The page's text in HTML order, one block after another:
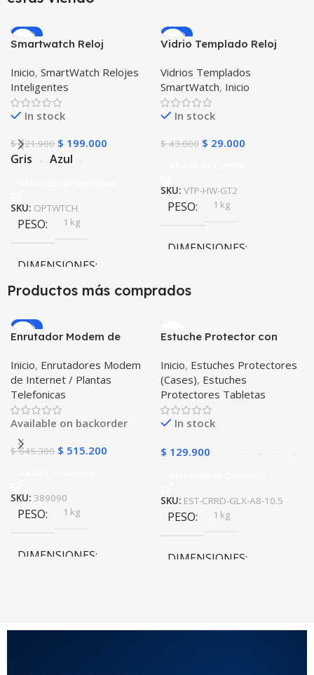
-10%
Smartwatch Reloj
WATCH™ (KW37 PRO) Mide
Temperatura Presión
Arterial y Ritmo Cardíaco
Inicio, SmartWatch Relojes
Inteligentes
In stock
$221.900 $ 199.000
Gris Azul
SKU: OPTWTCH
PESO 1 kg
DIMENSIONES
COLOR
Gris,Negro , Azul ,Rosa
-33%
Vidrio Templado Reloj
Huawei Gt2 46mm X2
Unidades
Vidrios Templados
SmartWatch, Inicio
In stock
$43.000 $ 29.000
SKU: VTP-HW-GT2
PESO 1 kg
DIMENSIONES
10 × 10 × 10 cm
Productos más comprados
-20%
Enrutador Modem de
Libre Todo Operador 4G
LTE SIMCARD
Inicio, Enrutadores Modem
de Internet / Plantas
Telefonicas
Available on backorder
$645.300 $ 515.200
SKU: 389090
PESO 1 kg
DIMENSIONES
Estuche Protector con
Tablet Samsung Galaxy
Tab A8 10.5 2021 – 2022
SM-x200 SM-x205 Anti
golpes con soporte
Inicio, Estuches Protectores
(Cases), Estuches
Protectores Tabletas
In stock
$ 129.900
SKU: EST-CRRD-GLX-A8-10.5
PESO 1 kg
DIMENSIONES
COLOR